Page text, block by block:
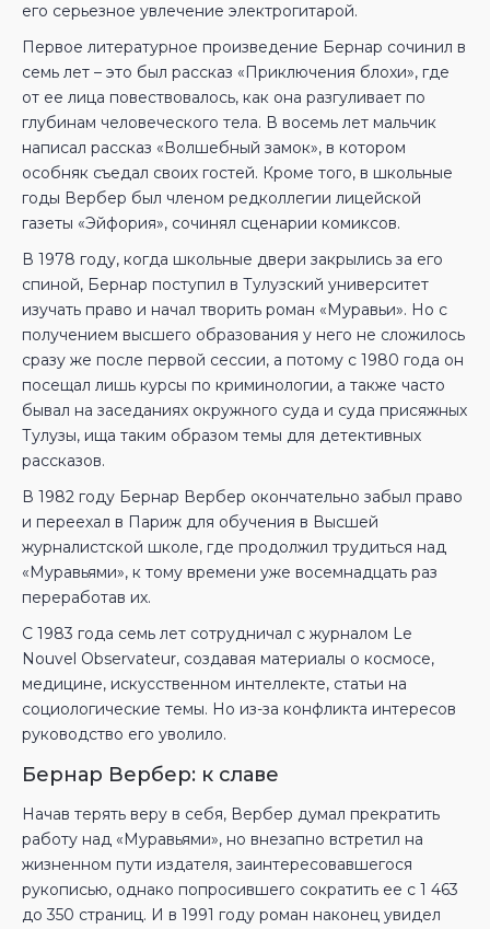
его серьезное увлечение электрогитарой.
Первое литературное произведение Бернар сочинил в
семь лет – это был рассказ «Приключения блохи», где
от ее лица повествовалось, как она разгуливает по
глубинам человеческого тела. В восемь лет мальчик
написал рассказ «Волшебный замок», в котором
особняк съедал своих гостей. Кроме того, в школьные
годы Вербер был членом редколлегии лицейской
газеты «Эйфория», сочинял сценарии комиксов.
В 1978 году, когда школьные двери закрылись за его
спиной, Бернар поступил в Тулузский университет
изучать право и начал творить роман «Муравьи». Но с
получением высшего образования у него не сложилось
сразу же после первой сессии, а потому с 1980 года он
посещал лишь курсы по криминологии, а также часто
бывал на заседаниях окружного суда и суда присяжных
Тулузы, ища таким образом темы для детективных
рассказов.
В 1982 году Бернар Вербер окончательно забыл право
и переехал в Париж для обучения в Высшей
журналистской школе, где продолжил трудиться над
«Муравьями», к тому времени уже восемнадцать раз
переработав их.
С 1983 года семь лет сотрудничал с журналом Le
Nouvel Observateur, создавая материалы о космосе,
медицине, искусственном интеллекте, статьи на
социологические темы. Но из-за конфликта интересов
руководство его уволило.
Бернар Вербер: к славе
Начав терять веру в себя, Вербер думал прекратить
работу над «Муравьями», но внезапно встретил на
жизненном пути издателя, заинтересовавшегося
рукописью, однако попросившего сократить ее с 1 463
до 350 страниц. И в 1991 году роман наконец увидел